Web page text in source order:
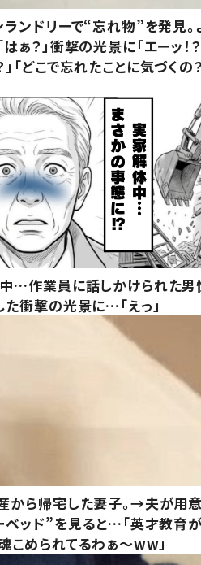
ランドリーで“忘れ物”を発見。
ぁ？」衝撃の光景に「エーッ！？
「どこで忘れたことに気づくの？
…作業員に話しかけられた男
た衝撃の光景に…「えっ」
から帰宅した妻子。→夫が用
ベッド”を見ると…「英才教育
こめられてるわぁ～ww」